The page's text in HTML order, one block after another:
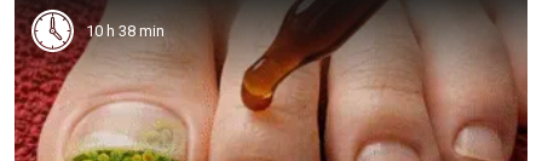
10 h 38 min